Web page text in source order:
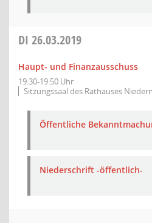
DI 26.03.2019
Haupt- und Finanzausschuss
19:30-19:50 Uhr
Sitzungssaal des Rathauses
Öffentliche
Niederschrift -öffentlich-